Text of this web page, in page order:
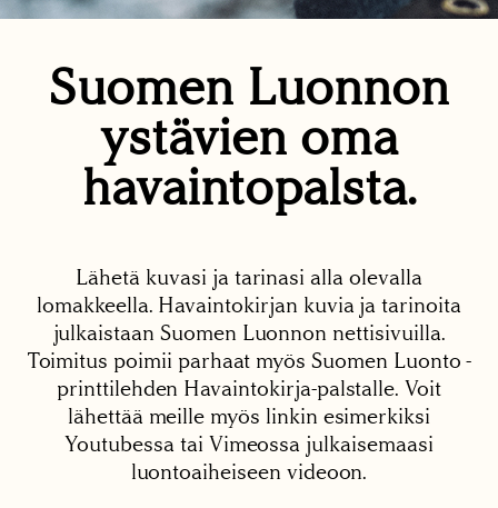
Suomen Luonnon
ystävien oma
havaintopalsta.
Lähetä kuvasi ja tarinasi alla olevalla
lomakkeella. Havaintokirjan kuvia ja tarinoita
julkaistaan Suomen Luonnon nettisivuilla.
Toimitus poimii parhaat myös Suomen Luonto -
printtilehden Havaintokirja-palstalle. Voit
lähettää meille myös linkin esimerkiksi
Youtubessa tai Vimeossa julkaisemaasi
luontoaiheiseen videoon.